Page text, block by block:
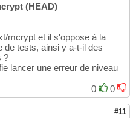
(HEAD)
mcrypt et il s'oppose à la
de tests, ainsi y a-t-il des
?
lancer une erreur de niveau
0
0
#11